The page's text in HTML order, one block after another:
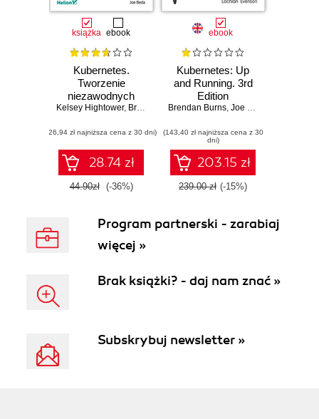
książka ebook
Kubernetes.
Tworzenie
niezawodnych
systemów
Kelsey Hightower, Brendan Burns ,Joe Beda
(26,94 zł najniższa cena z 30 dni)
28.74 zł
44.90zł (-36%)
ebook
Kubernetes: Up
and Running. 3rd
Edition
Brendan Burns, Joe Beda
(143,40 zł najniższa cena z 30
dni)
203.15 zł
239.00 zł (-15%)
Program partnerski - zarabiaj
więcej »
Brak książki? - daj nam znać »
Subskrybuj newsletter »